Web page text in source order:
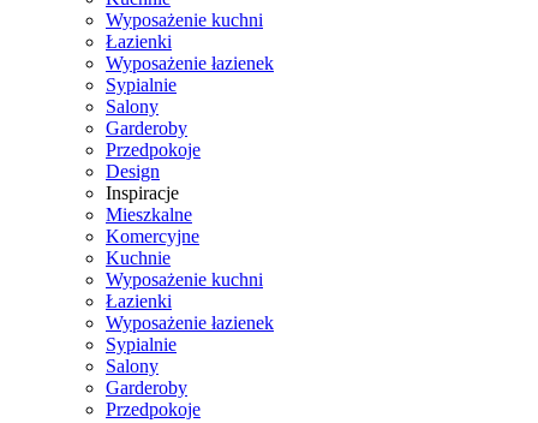
Wyposażenie kuchni
Łazienki
Wyposażenie łazienek
Sypialnie
Salony
Garderoby
Przedpokoje
Design
Inspiracje
Mieszkalne
Komercyjne
Kuchnie
Wyposażenie kuchni
Łazienki
Wyposażenie łazienek
Sypialnie
Salony
Garderoby
Przedpokoje